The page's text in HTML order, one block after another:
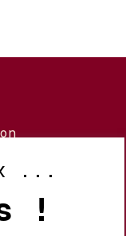
...
!